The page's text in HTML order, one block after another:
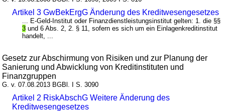
Artikel 3 GwBekErgG Änderung des Kreditwesengesetzes
... E-Geld-Institut oder Finanzdienstleistungsinstitut gelten: 1. die §§
3 und 6 Abs. 2, 2. § 11, sofern es sich um ein Einlagenkreditinstitut
handelt, ...
Gesetz zur Abschirmung von Risiken und zur Planung der
Sanierung und Abwicklung von Kreditinstituten und
Finanzgruppen
G. v. 07.08.2013 BGBl. I S. 3090
Artikel 2 RiskAbschG Weitere Änderung des
Kreditwesengesetzes